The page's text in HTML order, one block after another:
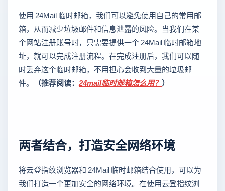
使用 24Mail 临时邮箱，我们可以避免使用自己的常用邮
箱，从而减少垃圾邮件和信息泄露的风险。当我们在某
个网站注册账号时，只需要提供一个 24Mail 临时邮箱地
址，就可以完成注册流程。在完成注册后，我们可以随
时丢弃这个临时邮箱，不用担心会收到大量的垃圾邮
件。
（推荐阅读： 24mail临时邮箱怎么用？ ）
两者结合，打造安全网络环境
将云登指纹浏览器和 24Mail 临时邮箱结合使用，可以为
我们打造一个更加安全的网络环境。在使用云登指纹浏